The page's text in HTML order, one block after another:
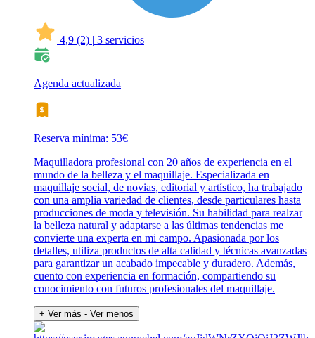
4,9 (2) | 3 servicios
Agenda actualizada
Reserva mínima: 53€
Maquilladora profesional con 20 años de experiencia en el
mundo de la belleza y el maquillaje. Especializada en
maquillaje social, de novias, editorial y artístico, ha trabajado
con una amplia variedad de clientes, desde particulares hasta
producciones de moda y televisión. Su habilidad para realzar
la belleza natural y adaptarse a las últimas tendencias me
convierte una experta en mi campo. Apasionada por los
detalles, utiliza productos de alta calidad y técnicas avanzadas
para garantizar un acabado impecable y duradero. Además,
cuento con experiencia en formación, compartiendo su
conocimiento con futuros profesionales del maquillaje.
+ Ver más - Ver menos